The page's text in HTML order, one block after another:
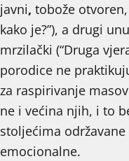
javni, tobože
kako je?”), a drugi
mrzilački (“Druga
porodice ne
za raspirivanje
ne i većina njih, i to
stoljećima
emocionalne.